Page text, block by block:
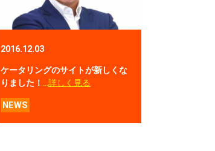
2016.12.03
ケータリングのサイトが新しくな
りました！ …詳しく見る
NEWS